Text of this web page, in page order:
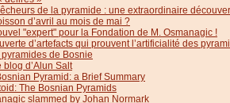
de la pyramide : une extraordinaire
d’avril au mois de mai ?
"expert" pour la Fondation de M. Osmanagic !
d’artefacts qui prouvent l’artificialité des
de Bosnie
blog d’Alun Salt
Pyramid: a Brief Summary
The Bosnian Pyramids
slammed by Johan Normark